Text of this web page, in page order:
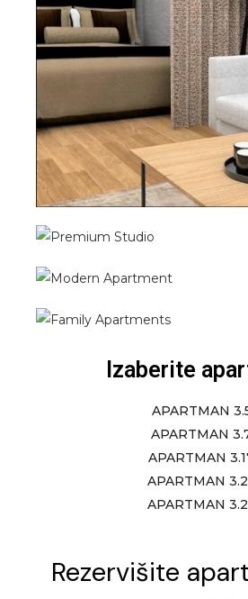
Izaberite
APARTMAN
APARTMAN
APARTMAN
APARTMAN
APARTMAN
Rezervišite